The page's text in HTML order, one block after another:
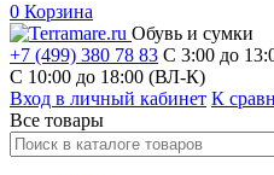
0 Корзина
Обувь и сумки
+7 (499) 380 78 83 С 3:00 до
C 10:00 до 18:00 (ВЛ-К)
Вход в личный кабинет К
Все товары